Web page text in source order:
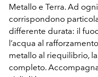
Metallo e Terra. Ad
corrispondono
differente durata: il
l’acqua al
metallo al riequilibrio,
completo.